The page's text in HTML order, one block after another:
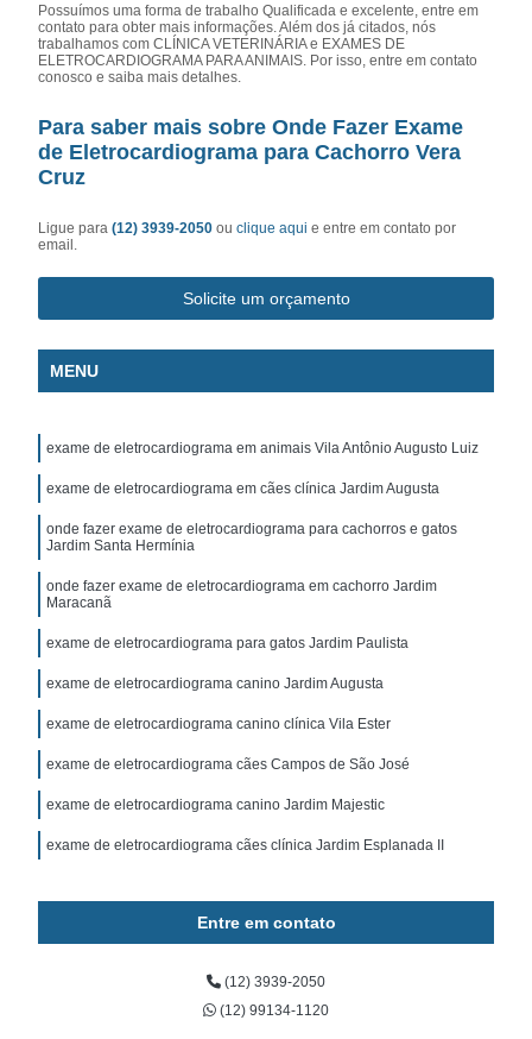
Possuímos uma forma de trabalho Qualificada e excelente, entre em
contato para obter mais informações. Além dos já citados, nós
trabalhamos com CLÍNICA VETERINÁRIA e EXAMES DE
ELETROCARDIOGRAMA PARA ANIMAIS. Por isso, entre em contato
conosco e saiba mais detalhes.
Para saber mais sobre Onde Fazer Exame
de Eletrocardiograma para Cachorro Vera
Cruz
Ligue para(12) 3939-2050ouclique aqui e entre em contato por
email.
Solicite um orçamento
MENU
exame de eletrocardiograma em animais Vila Antônio Augusto Luiz
exame de eletrocardiograma em cães clínica Jardim Augusta
onde fazer exame de eletrocardiograma para cachorros e gatos
Jardim Santa Hermínia
onde fazer exame de eletrocardiograma em cachorro Jardim
Maracanã
exame de eletrocardiograma para gatos Jardim Paulista
exame de eletrocardiograma canino Jardim Augusta
exame de eletrocardiograma canino clínica Vila Ester
exame de eletrocardiograma cães Campos de São José
exame de eletrocardiograma canino Jardim Majestic
exame de eletrocardiograma cães clínica Jardim Esplanada II
Entre em contato
(12) 3939-2050
(12) 99134-1120